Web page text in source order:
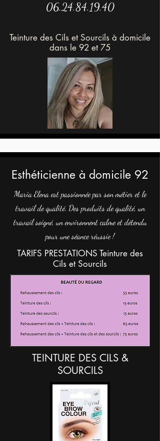
06.24.84.19.40
Teinture des Cils et Sourcils à domicile
dans le 92 et 75
Esthéticienne à domicile 92
Maria Elena est passionnée par son métier et le
travail de qualité. Des produits de qualité, un
travail soigné, un environnent calme et détendu
pour une séance réussie !
TARIFS PRESTATIONS Teinture des
Cils et Sourcils
TEINTURE DES CILS &
SOURCILS